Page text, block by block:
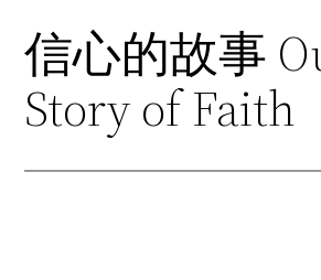
信心的故事
Story of Faith